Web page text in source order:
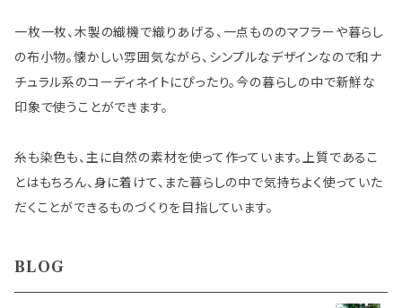
一枚一枚、木製の織機で織りあげる、一点もののマフラーや暮らし
の布小物。懐かしい雰囲気ながら、シンプルなデザインなので和ナ
チュラル系のコーディネイトにぴったり。今の暮らしの中で新鮮な
印象で使うことができます。
糸も染色も、主に自然の素材を使って作っています。上質であるこ
とはもちろん、身に着けて、また暮らしの中で気持ちよく使っていた
だくことができるものづくりを目指しています。
BLOG